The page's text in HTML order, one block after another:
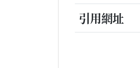
引用網址